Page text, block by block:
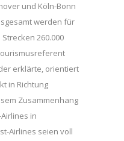
und Köln-Bonn
werden für
260.000
erklärte, orientiert
in Richtung
Zusammenhang
in
Airlines seien voll